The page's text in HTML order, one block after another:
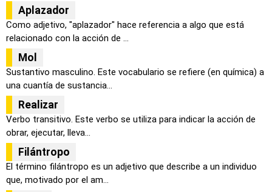
Aplazador
Como adjetivo, "aplazador" hace referencia a algo que está
relacionado con la acción de ...
Mol
Sustantivo masculino. Este vocabulario se refiere (en química) a
una cuantía de sustancia...
Realizar
Verbo transitivo. Este verbo se utiliza para indicar la acción de
obrar, ejecutar, lleva...
Filántropo
El término filántropo es un adjetivo que describe a un individuo
que, motivado por el am...